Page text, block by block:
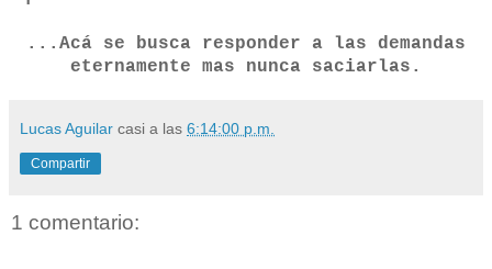
...Acá se busca responder a las demandas
eternamente mas nunca saciarlas.
Lucas Aguilar casi a las 6:14:00 p.m.
Compartir
1 comentario: